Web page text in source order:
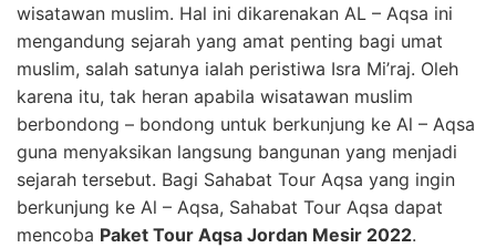
wisatawan muslim. Hal ini dikarenakan AL – Aqsa ini
mengandung sejarah yang amat penting bagi umat
muslim, salah satunya ialah peristiwa Isra Mi’raj. Oleh
karena itu, tak heran apabila wisatawan muslim
berbondong – bondong untuk berkunjung ke Al – Aqsa
guna menyaksikan langsung bangunan yang menjadi
sejarah tersebut. Bagi Sahabat Tour Aqsa yang ingin
berkunjung ke Al – Aqsa, Sahabat Tour Aqsa dapat
mencoba Paket Tour Aqsa Jordan Mesir 2022.